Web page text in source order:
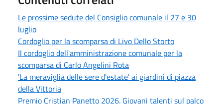
Le prossime sedute del Consiglio comunale il 27 e 30
luglio
Cordoglio per la scomparsa di Livo Dello Storto
Il cordoglio dell'amministrazione comunale per la
scomparsa di Carlo Angelini Rota
'La meraviglia delle sere d'estate' ai giardini di piazza
della Vittoria
Premio Cristian Panetto 2026. Giovani talenti sul palco